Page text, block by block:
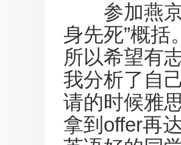
参加燕京
身先死”概括
所以希望有
我分析了自
请的时候雅
拿到offer再